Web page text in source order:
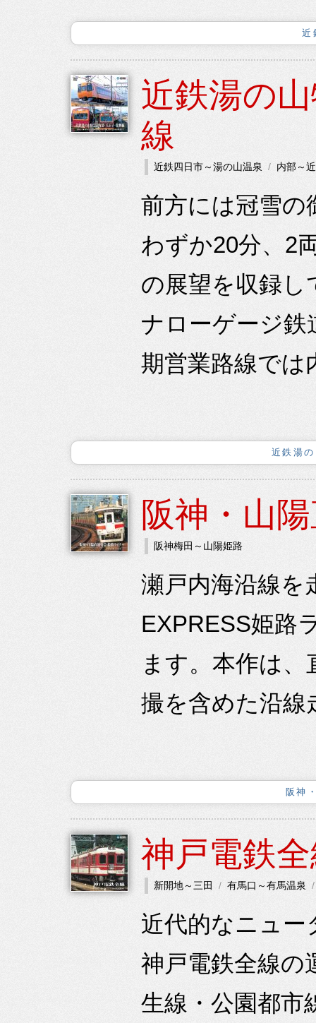
近
近鉄湯の
線
近鉄四日市～湯の山温泉 内部～
前方には冠雪の
わずか20分、2
の展望を収録し
ナローゲージ鉄
期営業路線では
近鉄湯
阪神・山
阪神梅田～山陽姫路
瀬戸内海沿線を
EXPRESS姫路
ます。本作は
撮を含めた沿線
阪神
神戸電鉄
新開地～三田 有馬口～有馬温泉
近代的なニュ
神戸電鉄全線の
生線・公園都市